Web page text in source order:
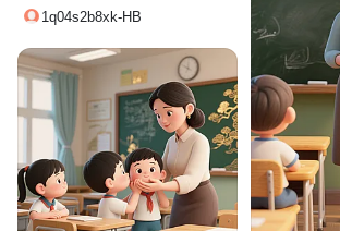
1q04s2b8xk-HB